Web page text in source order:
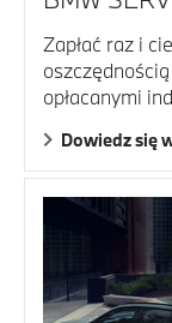
Zapłać raz i
opłacanymi
Dowiedz się